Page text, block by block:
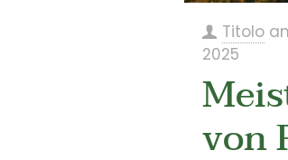
Titolo
2025
von